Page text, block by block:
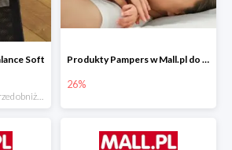
Soft Produkty Pampers w Mall.pl do -26%
26%